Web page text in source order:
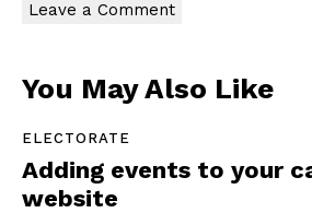
You May Also Like
ELECTORATE
Adding events to your
website